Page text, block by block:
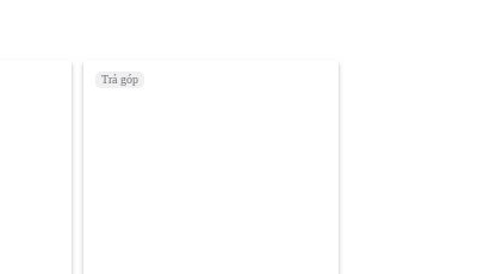
Trả góp